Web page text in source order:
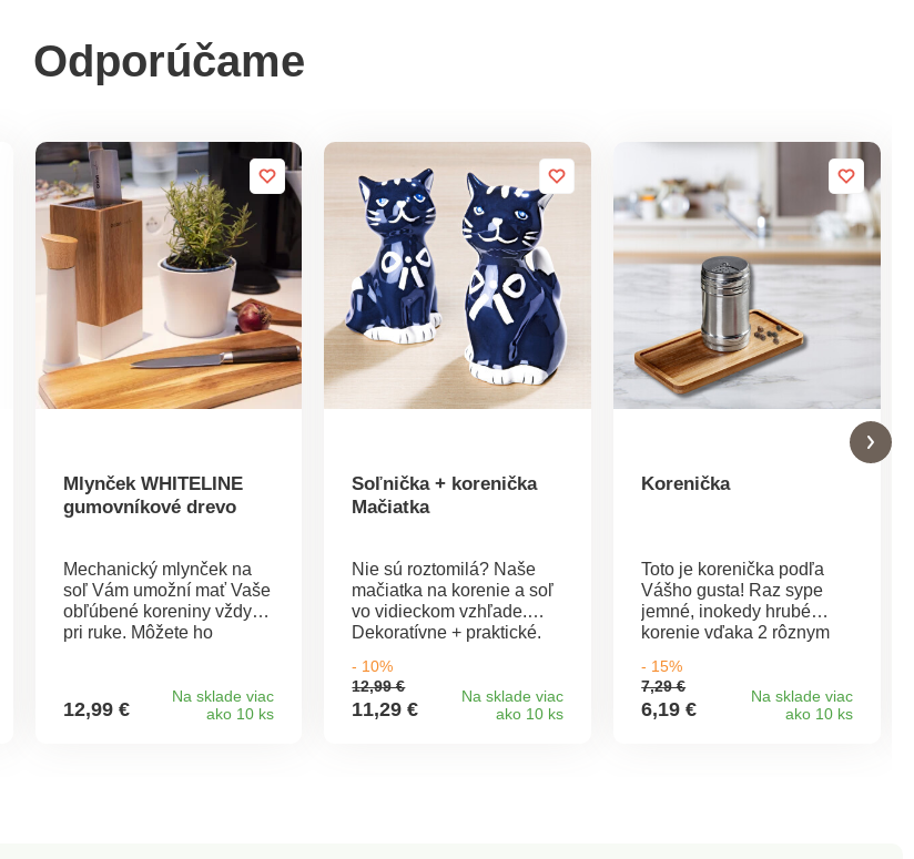
Odporúčame
Mlynček WHITELINE
gumovníkové drevo
Mechanický mlynček na
soľ Vám umožní mať Vaše
obľúbené koreniny vždy
pri ruke. Môžete ho
tam, kde ho práve
potrebujete. Čerstvo
12,99 €
Na sklade viac
ako 10 ks
Soľnička + korenička
Mačiatka
Nie sú roztomilá? Naše
mačiatka na korenie a soľ
vo vidieckom vzhľade.
Dekoratívne + praktické.
- 10%
12,99 €
11,29 €
Na sklade viac
ako 10 ks
Korenička
Toto je korenička podľa
Vášho gusta! Raz sype
jemné, inokedy hrubé
korenie vďaka 2 rôznym
- 15%
7,29 €
6,19 €
Na sklade viac
ako 10 ks